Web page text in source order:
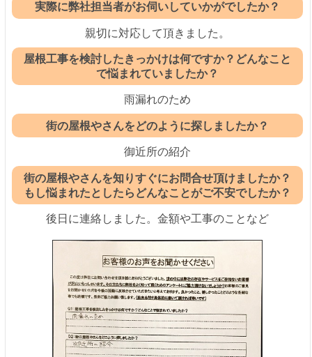
実際に弊社担当者がお伺いしていかがでしたか？
親切に対応して頂きました。
屋根工事を検討したきっかけは何ですか？どんなこと
で悩まれていましたか？
雨漏れのため
街の屋根やさんをどのように探しましたか？
御近所の紹介
街の屋根やさんを知りすぐにお問合せ頂けましたか？
もし悩まれたとしたらどんなことがご不安でしたか？
後日に連絡しました。金額や工事のことなど